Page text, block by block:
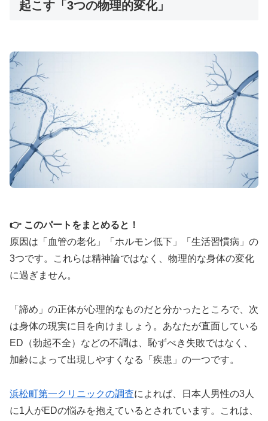
起こす「3つの物理的変化」
👉 このパートをまとめると！
原因は「血管の老化」「ホルモン低下」「生活習慣病」の
3つです。これらは精神論ではなく、物理的な身体の変化
に過ぎません。
「諦め」の正体が心理的なものだと分かったところで、次
は身体の現実に目を向けましょう。あなたが直面している
ED（勃起不全）などの不調は、恥ずべき失敗ではなく、
加齢によって出現しやすくなる「疾患」の一つです。
浜松町第一クリニックの調査によれば、日本人男性の3人
に1人がEDの悩みを抱えているとされています。これは、